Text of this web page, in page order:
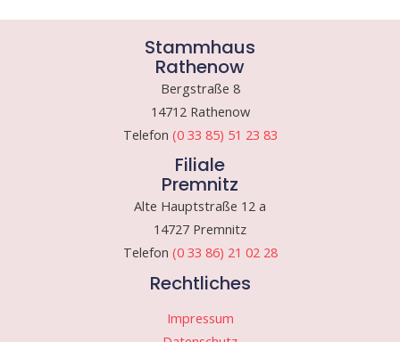
Stammhaus
Rathenow
Bergstraße 8
14712 Rathenow
Telefon (0 33 85) 51 23 83
Filiale
Premnitz
Alte Hauptstraße 12 a
14727 Premnitz
Telefon (0 33 86) 21 02 28
Rechtliches
Impressum